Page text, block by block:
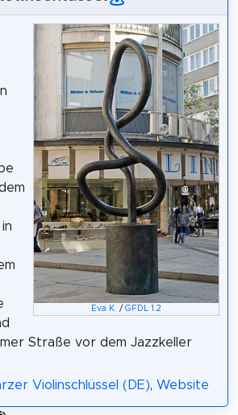
Eva K. /GFDL 1.2
Straße vor dem Jazzkeller
Violinschlüssel (DE), Website